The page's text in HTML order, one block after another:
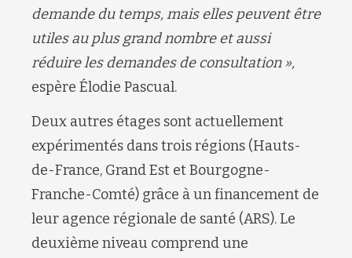
demande du temps, mais elles peuvent être
utiles au plus grand nombre et aussi
réduire les demandes de consultation »,
espère Élodie Pascual.
Deux autres étages sont actuellement
expérimentés dans trois régions (Hauts-
de-France, Grand Est et Bourgogne-
Franche-Comté) grâce à un financement de
leur agence régionale de santé (ARS). Le
deuxième niveau comprend une